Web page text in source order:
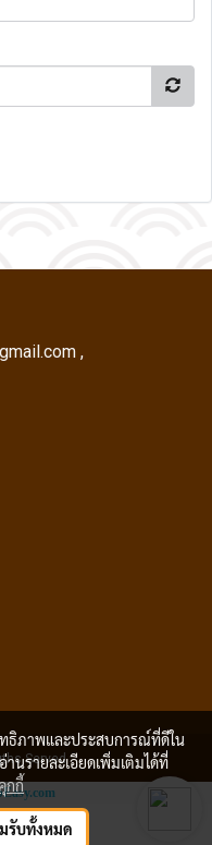
,
Served
ทธิภาพและประสบการณ์ที่ดีใน
นรายละเอียดเพิ่มเติมได้ที่
กกี้
รับทั้งหมด